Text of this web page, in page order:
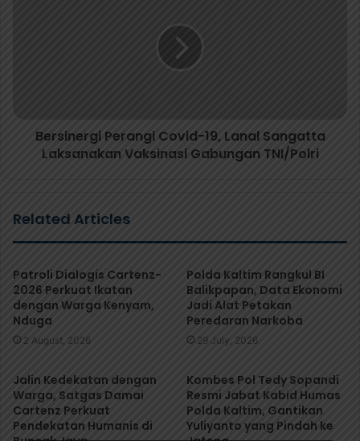
Bersinergi Perangi Covid-19, Lanal Sangatta
Laksanakan Vaksinasi Gabungan TNI/Polri
Related Articles
Patroli Dialogis Cartenz-
2026 Perkuat Ikatan
dengan Warga Kenyam,
Nduga
2 August, 2026
Polda Kaltim Rangkul BI
Balikpapan, Data Ekonomi
Jadi Alat Petakan
Peredaran Narkoba
29 July, 2026
Jalin Kedekatan dengan
Warga, Satgas Damai
Cartenz Perkuat
Pendekatan Humanis di
Kombes Pol Tedy Sopandi
Resmi Jabat Kabid Humas
Polda Kaltim, Gantikan
Yuliyanto yang Pindah ke